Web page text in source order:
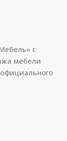
с
мебели